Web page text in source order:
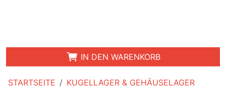
STARTSEITE
KUGELLAGER & GEHÄUSELAGER
IN DEN WARENKORB